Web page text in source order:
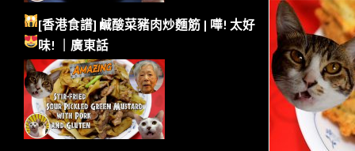
[香港食譜] 鹹酸菜豬肉炒麵筋 | 嘩! 太好
味!
｜廣東話